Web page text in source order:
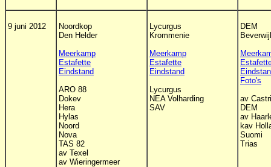
9 juni 2012
Noordkop
Den Helder
Meerkamp
Estafette
Eindstand
ARO 88
Dokev
Hera
Hylas
Noord
Nova
TAS 82
av Texel
av Wieringermeer
Lycurgus
Krommenie
Meerkamp
Estafette
Eindstand
Lycurgus
NEA Volharding
SAV
DEM
Foto's
av
DEM
av
kav
Suomi
Trias